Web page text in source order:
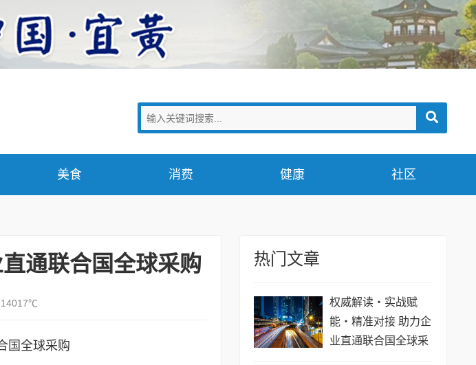
美食 消费 健康 社区
通联合国全球采购
国全球采购
热门文章
权威解读・实战赋
能・精准对接 助力企
业直通联合国全球采